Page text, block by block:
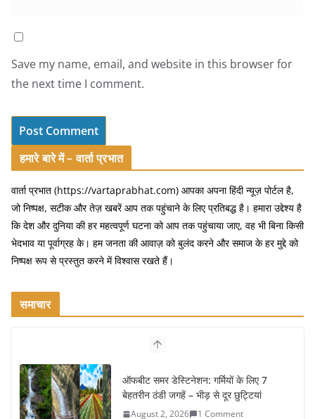
Save my name, email, and website in this browser for
the next time I comment.
हमारे बारे में – वार्ता प्रभात
वार्ता प्रभात (https://vartaprabhat.com) आपका अपना हिंदी न्यूज़ पोर्टल है,
जो निष्पक्ष, सटीक और तेज़ खबरें आप तक पहुंचाने के लिए प्रतिबद्ध है। हमारा उद्देश्य है
कि देश और दुनिया की हर महत्वपूर्ण घटना को आप तक पहुंचाया जाए, वह भी बिना किसी
भेदभाव या पूर्वाग्रह के। हम जनता की आवाज़ को बुलंद करने और समाज के हर मुद्दे को
निष्पक्ष रूप से प्रस्तुत करने में विश्वास रखते हैं।
समाचार
बेहतरीन ठंडी जगहें – भीड़ से दूर छुट्टियां
August 2, 2026 1 Comment